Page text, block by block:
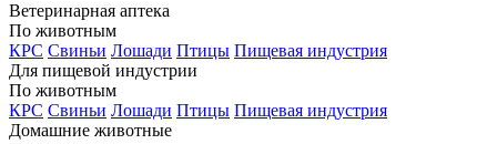
Ветеринарная аптека
По животным
КРС Свиньи Лошади Птицы Пищевая индустрия
Для пищевой индустрии
По животным
КРС Свиньи Лошади Птицы Пищевая индустрия
Домашние животные